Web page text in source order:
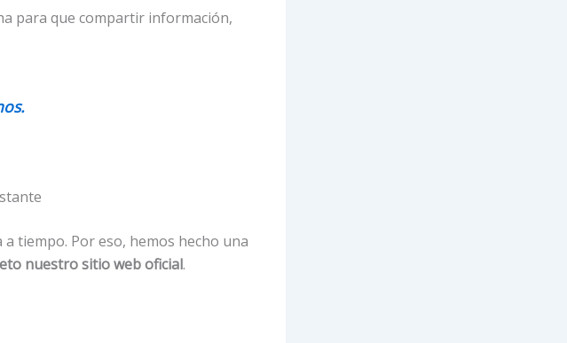
para que compartir información,
tiempo. Por eso, hemos hecho una
nuestro sitio web oficial.